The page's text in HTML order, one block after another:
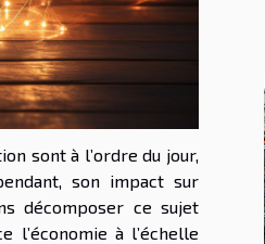
sont à l’ordre du jour,
son impact sur
décomposer ce sujet
à l’échelle